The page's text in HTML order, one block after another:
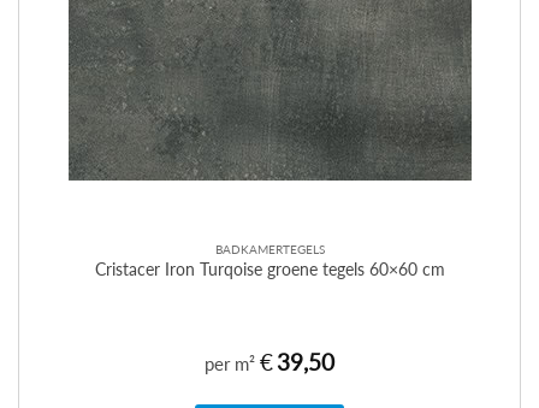
BADKAMERTEGELS
Cristacer Iron Turqoise groene tegels 60×60 cm
per m² €39,50